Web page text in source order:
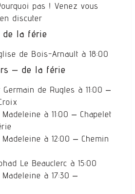
pas ! Venez vous
discuter
de la férie
de Bois-Arnault à 18:00
– de la férie
de Rugles à 11:00 –
à 11:00 – Chapelet
à 12:00 – Chemin
Le Beauclerc à 15:00
à 17:30 –